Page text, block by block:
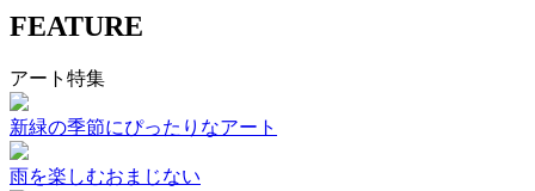
FEATURE
アート特集
新緑の季節にぴったりなアート
雨を楽しむおまじない